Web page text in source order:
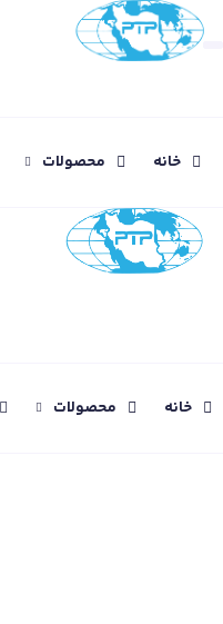
خانه محصولات
خانه محصولات